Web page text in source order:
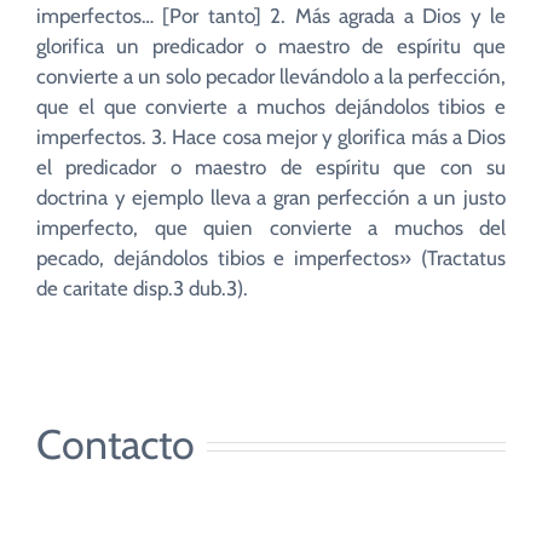
imperfectos… [Por tanto] 2. Más agrada a Dios y le
glorifica un predicador o maestro de espíritu que
convierte a un solo pecador llevándolo a la perfección,
que el que convierte a muchos dejándolos tibios e
imperfectos. 3. Hace cosa mejor y glorifica más a Dios
el predicador o maestro de espíritu que con su
doctrina y ejemplo lleva a gran perfección a un justo
imperfecto, que quien convierte a muchos del
pecado, dejándolos tibios e imperfectos» (Tractatus
de caritate disp.3 dub.3).
Contacto